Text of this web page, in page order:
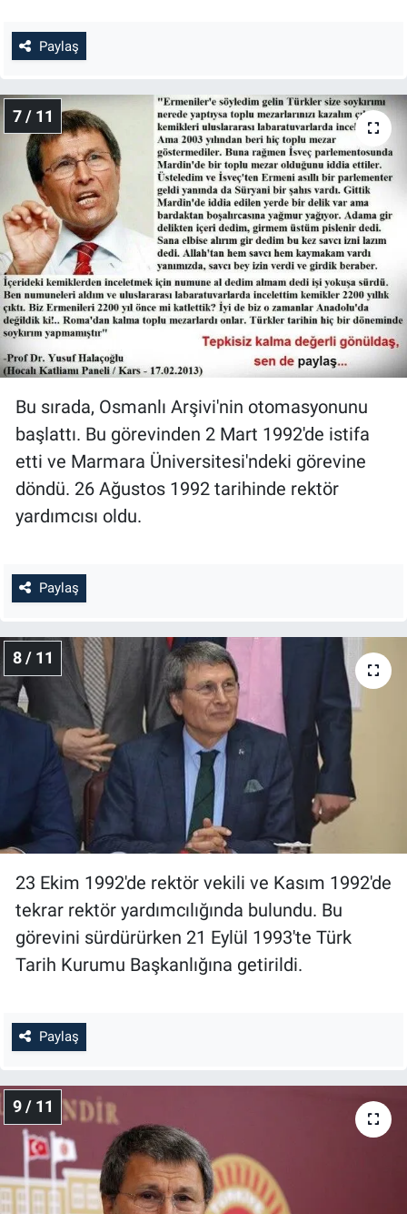
Paylaş
7 / 11
Bu sırada, Osmanlı Arşivi'nin otomasyonunu
başlattı. Bu görevinden 2 Mart 1992'de istifa
etti ve Marmara Üniversitesi'ndeki görevine
döndü. 26 Ağustos 1992 tarihinde rektör
yardımcısı oldu.
Paylaş
8 / 11
23 Ekim 1992'de rektör vekili ve Kasım 1992'de
tekrar rektör yardımcılığında bulundu. Bu
görevini sürdürürken 21 Eylül 1993'te Türk
Tarih Kurumu Başkanlığına getirildi.
Paylaş
9 / 11